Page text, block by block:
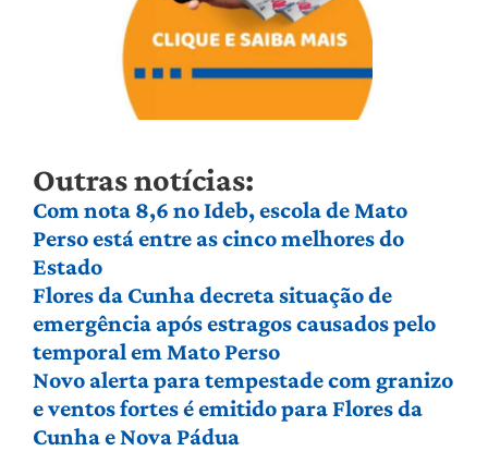
Outras notícias:
Com nota 8,6 no Ideb, escola de Mato
Perso está entre as cinco melhores do
Estado
Flores da Cunha decreta situação de
emergência após estragos causados pelo
temporal em Mato Perso
Novo alerta para tempestade com granizo
e ventos fortes é emitido para Flores da
Cunha e Nova Pádua